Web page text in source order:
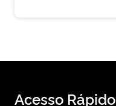
Acesso Rápido